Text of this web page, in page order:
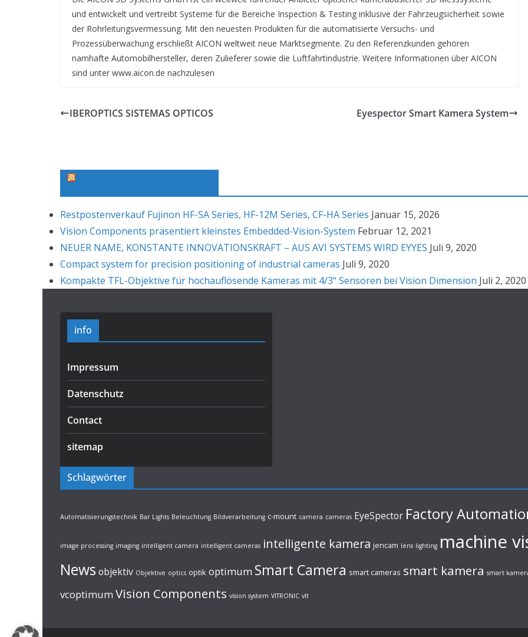
und entwickelt und vertreibt Systeme für die Bereiche Inspection & Testing inklusive der Fahrzeugsicherheit sowie
der Rohrleitungsvermessung. Mit den neuesten Produkten für die automatisierte Versuchs- und
Prozessüberwachung erschließt AICON weltweit neue Marktsegmente. Zu den Referenzkunden gehören
namhafte Automobilhersteller, deren Zulieferer sowie die Luftfahrtindustrie. Weitere Informationen über AICON
sind unter www.aicon.de nachzulesen
IBEROPTICS SISTEMAS OPTICOS Eyespector Smart Kamera System
Restpostenverkauf Fujinon HF-SA Series, HF-12M Series, CF-HA Series Januar 15, 2026
Vision Components präsentiert kleinstes Embedded-Vision-System Februar 12, 2021
NEUER NAME, KONSTANTE INNOVATIONSKRAFT – AUS AVI SYSTEMS WIRD EYYES Juli 9, 2020
Compact system for precision positioning of industrial cameras Juli 9, 2020
Kompakte TFL-Objektive für hochauflösende Kameras mit 4/3“ Sensoren bei Vision Dimension Juli 2, 2020
info
Impressum
Datenschutz
Contact
sitemap
Schlagwörter
Automatisierungstechnik Bar Lights Beleuchtung Bildverarbeitung c-mount camera cameras EyeSpector Factory
image processing imaging intelligent camera intelligent cameras intelligente kamera jencam lens lighting machine
News objektiv Objektive optics optik optimum Smart Camera smart cameras smart kamera smart
vcoptimum Vision Components vision system VITRONIC vlt